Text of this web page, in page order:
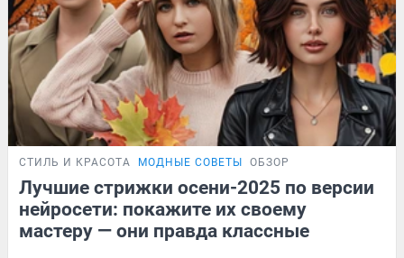
СТИЛЬ И КРАСОТА МОДНЫЕ СОВЕТЫ ОБЗОР
Лучшие стрижки осени-2025 по версии
нейросети: покажите их своему
мастеру — они правда классные